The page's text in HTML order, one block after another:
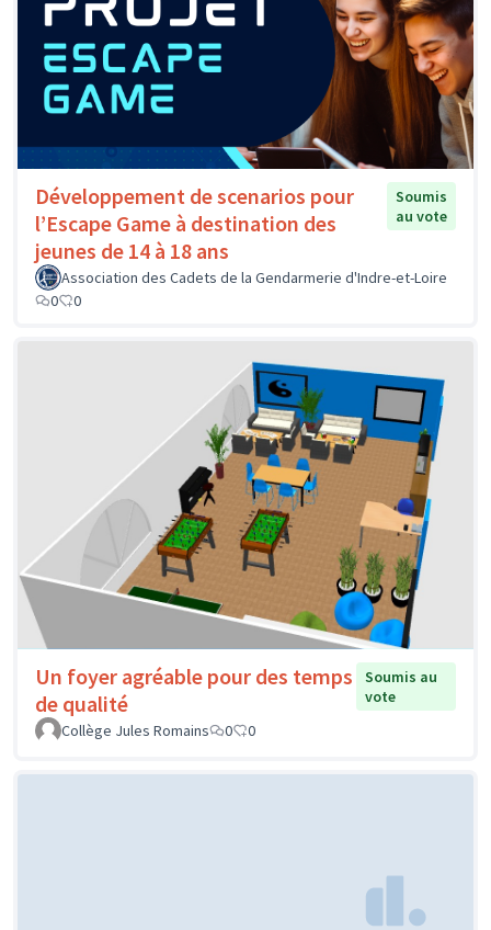
Développement de scenarios pour
l’Escape Game à destination des
jeunes de 14 à 18 ans
Soumis
au vote
Association des Cadets de la Gendarmerie d'Indre-et-Loire
0
0
Un foyer agréable pour des temps
de qualité
Soumis au
vote
Collège Jules Romains
0 0